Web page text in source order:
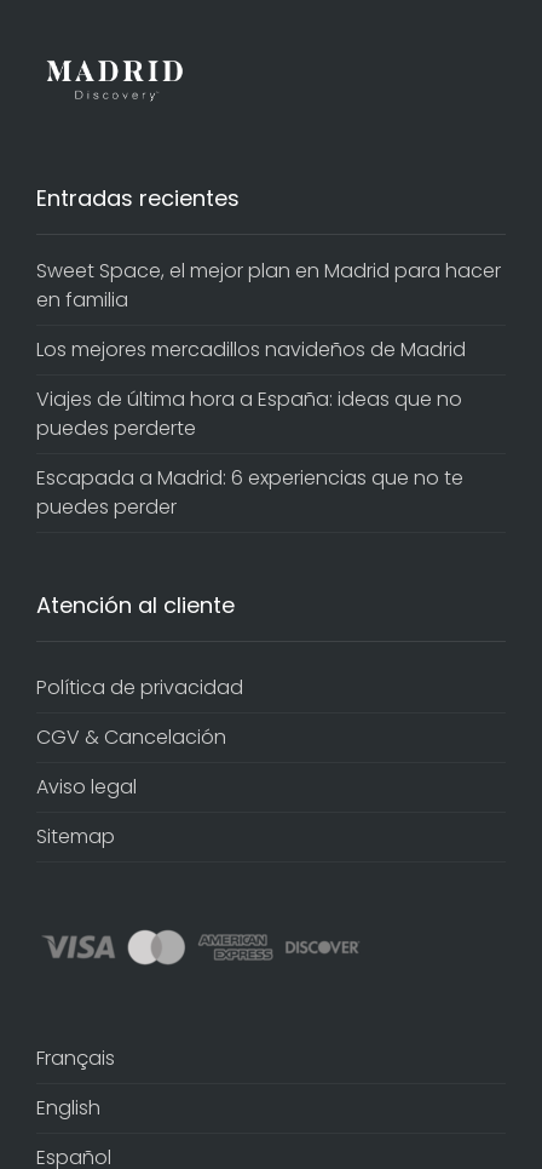
Entradas recientes
Sweet Space, el mejor plan en Madrid para hacer
en familia
Los mejores mercadillos navideños de Madrid
Viajes de última hora a España: ideas que no
puedes perderte
Escapada a Madrid: 6 experiencias que no te
puedes perder
Atención al cliente
Política de privacidad
CGV & Cancelación
Aviso legal
Sitemap
Français
English
Español